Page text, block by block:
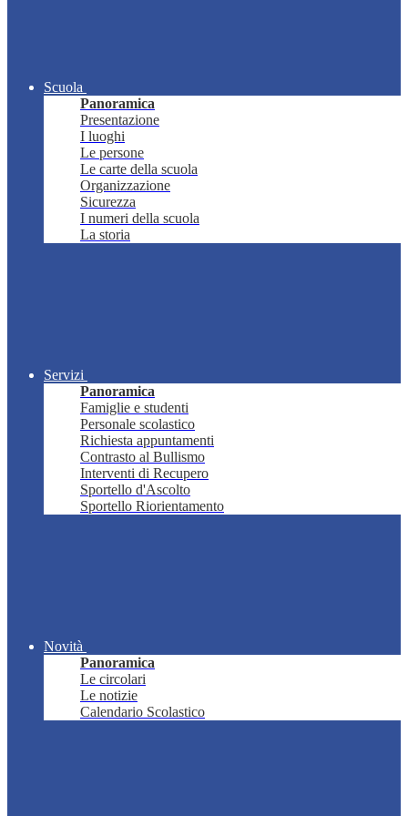
Scuola
Panoramica
Presentazione
I luoghi
Le persone
Le carte della scuola
Organizzazione
Sicurezza
I numeri della scuola
La storia
Servizi
Panoramica
Famiglie e studenti
Personale scolastico
Richiesta appuntamenti
Contrasto al Bullismo
Interventi di Recupero
Sportello d'Ascolto
Sportello Riorientamento
Novità
Panoramica
Le circolari
Le notizie
Calendario Scolastico